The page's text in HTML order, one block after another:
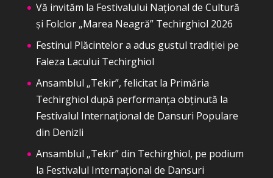
Vă invităm la Festivalului Național de Cultură
și Folclor „Marea Neagră” Techirghiol 2026
Festinul Plăcintelor a adus gustul tradiției pe
Faleza Lacului Techirghiol
Ansamblul „Tekir”, felicitat la Primăria
Techirghiol după performanța obținută la
Festivalul Internațional de Dansuri Populare
din Denizli
Ansamblul „Tekir” din Techirghiol, pe podium
la Festivalul Internațional de Dansuri